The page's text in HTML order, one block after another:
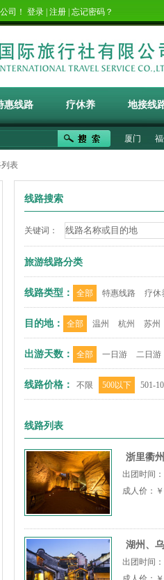
司！ 登录 注册 忘记密码？
惠线路 疗休养 地接线
厦门
表
线路搜索
关键词：
旅游线路分类
线路类型： 全部 特惠线路 疗休
目的地： 全部 温州 杭州 苏州
出游天数： 全部 一日游 二日游
线路价格： 不限 500以下 501-
线路列表
浙里衢
出团时间
成人价：
湖州、
出团时间